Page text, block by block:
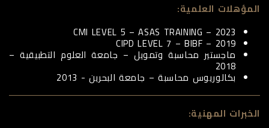
المؤهلات العلمية:
CMI LEVEL 5 – ASAS TRAINING – 2023
CIPD LEVEL 7 – BIBF – 2019
ماجستير محاسبة وتمويل – جامعة العلوم التطبيقية –
2018
بكالوريوس محاسبة – جامعة البحرين - 2013
الخبرات المهنية: